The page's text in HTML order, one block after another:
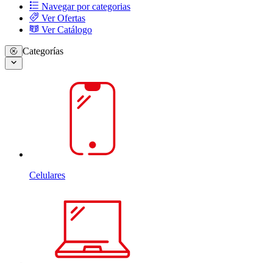
Navegar por categorias
Ver Ofertas
Ver Catálogo
Categorías
Celulares